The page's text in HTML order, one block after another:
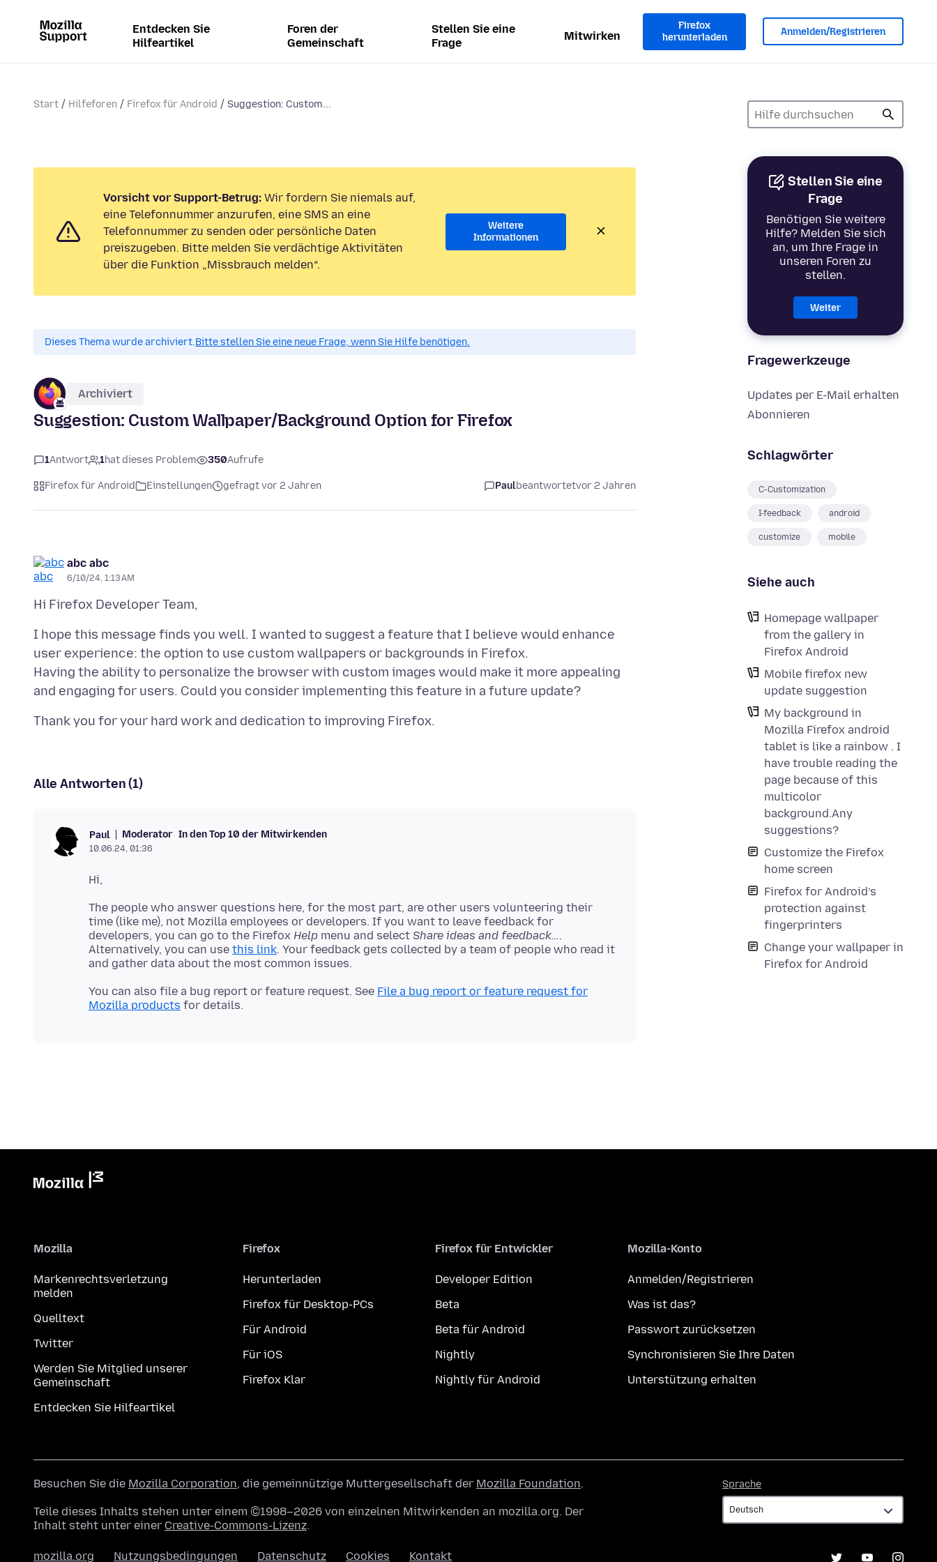
Entdecken Sie
Hilfeartikel
Foren der
Gemeinschaft
Stellen Sie eine
Frage
Mitwirken
Firefox
herunterladen
Anmelden/Registrieren
Start Hilfeforen Firefox für Android Suggestion: Custom...
Stellen Sie eine
Frage
Benötigen Sie weitere
Hilfe? Melden Sie sich
an, um Ihre Frage in
unseren Foren zu
stellen.
Weiter
Fragewerkzeuge
Updates per E-Mail erhalten
Abonnieren
Schlagwörter
C-Customization
I-feedback android
customize mobile
Siehe auch
Homepage wallpaper
from the gallery in
Firefox Android
Mobile firefox new
update suggestion
My background in
Mozilla Firefox android
tablet is like a rainbow . I
have trouble reading the
page because of this
multicolor
background.Any
suggestions?
Customize the Firefox
home screen
Firefox for Android’s
protection against
fingerprinters
Change your wallpaper in
Firefox for Android
Vorsicht vor Support-Betrug: Wir fordern Sie niemals auf,
eine Telefonnummer anzurufen, eine SMS an eine
Telefonnummer zu senden oder persönliche Daten
preiszugeben. Bitte melden Sie verdächtige Aktivitäten
über die Funktion „Missbrauch melden“.
Weitere
Informationen
Dieses Thema wurde archiviert.Bitte stellen Sie eine neue Frage, wenn Sie Hilfe benötigen.
Archiviert
Suggestion: Custom Wallpaper/Background Option for Firefox
1Antwort 1hat dieses Problem 350Aufrufe
Firefox für Android Einstellungen gefragt vor 2 Jahren Paulbeantwortetvor 2 Jahren
abc abc
6/10/24, 1:13 AM
I hope this message finds you well. I wanted to suggest a feature that I believe would enhance
user experience: the option to use custom wallpapers or backgrounds in Firefox.
Having the ability to personalize the browser with custom images would make it more appealing
Alle Antworten (1)
Paul Moderator In den Top 10 der Mitwirkenden
10.06.24, 01:36
The people who answer questions here, for the most part, are other users volunteering their
time (like me), not Mozilla employees or developers. If you want to leave feedback for
developers, you can go to the Firefox Help menu and select Share ideas and feedback….
Alternatively, you can use this link. Your feedback gets collected by a team of people who read it
You can also file a bug report or feature request. See File a bug report or feature request for
Mozilla products
Mozilla
Markenrechtsverletzung
melden
Quelltext
Twitter
Werden Sie Mitglied unserer
Gemeinschaft
Entdecken Sie Hilfeartikel
Firefox
Herunterladen
Firefox für Desktop-PCs
Für Android
Für iOS
Firefox Klar
Firefox für Entwickler
Developer Edition
Beta
Beta für Android
Nightly
Nightly für Android
Mozilla-Konto
Anmelden/Registrieren
Was ist das?
Passwort zurücksetzen
Synchronisieren Sie Ihre Daten
Unterstützung erhalten
Sprache
Besuchen Sie die Mozilla Corporation, die gemeinnützige Muttergesellschaft der Mozilla Foundation.
Teile dieses Inhalts stehen unter einem ©1998–2026 von einzelnen Mitwirkenden an mozilla.org. Der
Inhalt steht unter einer Creative-Commons-Lizenz.
mozilla.org Nutzungsbedingungen Datenschutz Cookies Kontakt